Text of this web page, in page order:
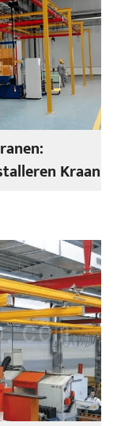
Kraan